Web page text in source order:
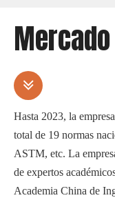
Hasta 2023, la
total de 19 normas
ASTM, etc. La
de expertos
Academia China de